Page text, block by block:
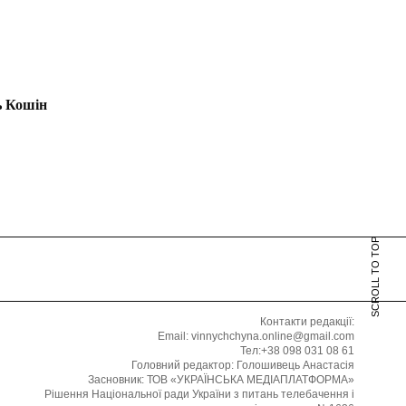
Кошін
SCROLL TO TOP
Контакти редакції:
Email: vinnychchyna.online@gmail.com
Тел:+38 098 031 08 61
Головний редактор: Голошивець Анастасія
Засновник: ТОВ «УКРАЇНСЬКА МЕДІАПЛАТФОРМА»
Рішення Національної ради України з питань телебачення і